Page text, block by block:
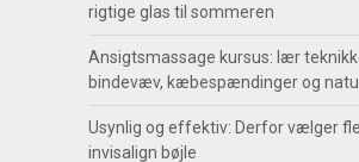
rigtige glas til sommeren
Ansigtsmassage kursus: lær
bindevæv, kæbespændinger og
Usynlig og effektiv: Derfor vælger
invisalign bøjle